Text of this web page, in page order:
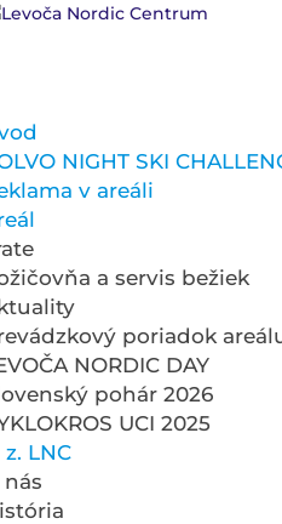
NIGHT SKI
v areáli
a servis bežiek
poriadok
NORDIC DAY
pohár 2026
UCI 2025
z. LNC
nás